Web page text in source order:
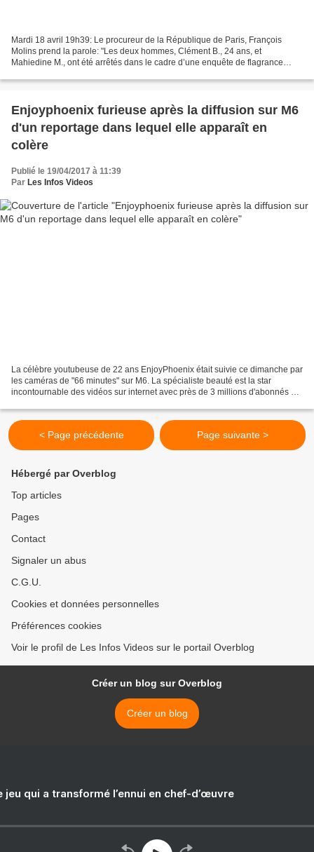
Mardi 18 avril 19h39: Le procureur de la République de Paris, François
Molins prend la parole: "Les deux hommes, Clément B., 24 ans, et
Mahiedine M., ont été arrêtés dans le cadre d’une enquête de flagrance
Enjoyphoenix furieuse après la diffusion sur M6
d'un reportage dans lequel elle apparaît en
colère
Publié le 19/04/2017 à 11:39
Par Les Infos Videos
La célèbre youtubeuse de 22 ans EnjoyPhoenix était suivie ce dimanche par
les caméras de "66 minutes" sur M6. La spécialiste beauté est la star
incontournable des vidéos sur internet avec près de 3 millions d'abonnés sur
< Page précédente Page suivante >
Hébergé par Overblog
Top articles
Pages
Contact
Signaler un abus
C.G.U.
Cookies et données personnelles
Préférences cookies
Voir le profil de Les Infos Videos sur le portail Overblog
Créer un blog sur Overblog
Créer un blog
jeu qui a transformé l’ennui en chef-d’œuvre